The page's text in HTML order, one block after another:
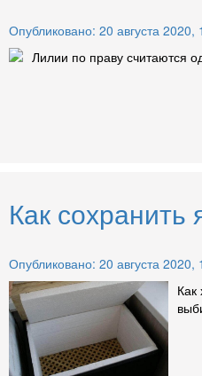
Опубликовано: 20 августа 2020,
Лилии по праву считаются
Как
Опубликовано: 20 августа 2020,
Как